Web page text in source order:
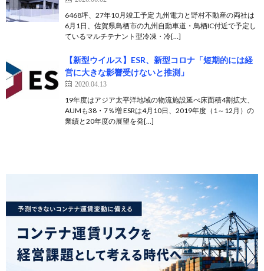
6468坪、27年10月竣工予定 九州電力と野村不動産の両社は
6月1日、佐賀県鳥栖市の九州自動車道・鳥栖IC付近で予定し
ているマルチテナント型冷凍・冷[…]
【新型ウイルス】ESR、新型コロナ「短期的には経
営に大きな影響受けないと推測」
2020.04.13
19年度はアジア太平洋地域の物流施設延べ床面積4割拡大、
AUMも38・7％増 ESRは4月10日、2019年度（1～12月）の
業績と20年度の展望を発[…]